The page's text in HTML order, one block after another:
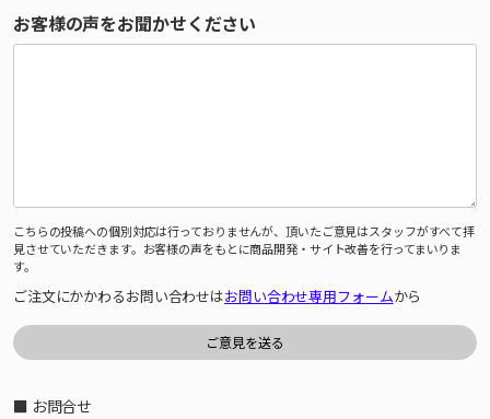
お客様の声をお聞かせください
こちらの投稿への個別対応は行っておりませんが、頂いたご意見はスタッフがすべて拝
見させていただきます。お客様の声をもとに商品開発・サイト改善を行ってまいりま
す。
ご注文にかかわるお問い合わせはお問い合わせ専用フォームから
■ お問合せ